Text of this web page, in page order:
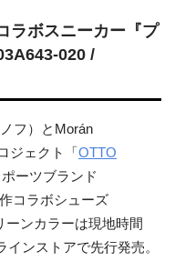
ラボスニーカー『プ
020 /
フ）とMorán
ジェクト「 OTTO
ーツブランド
コラボシューズ
ーンカラーは現地時間
ンストアで先行発売。